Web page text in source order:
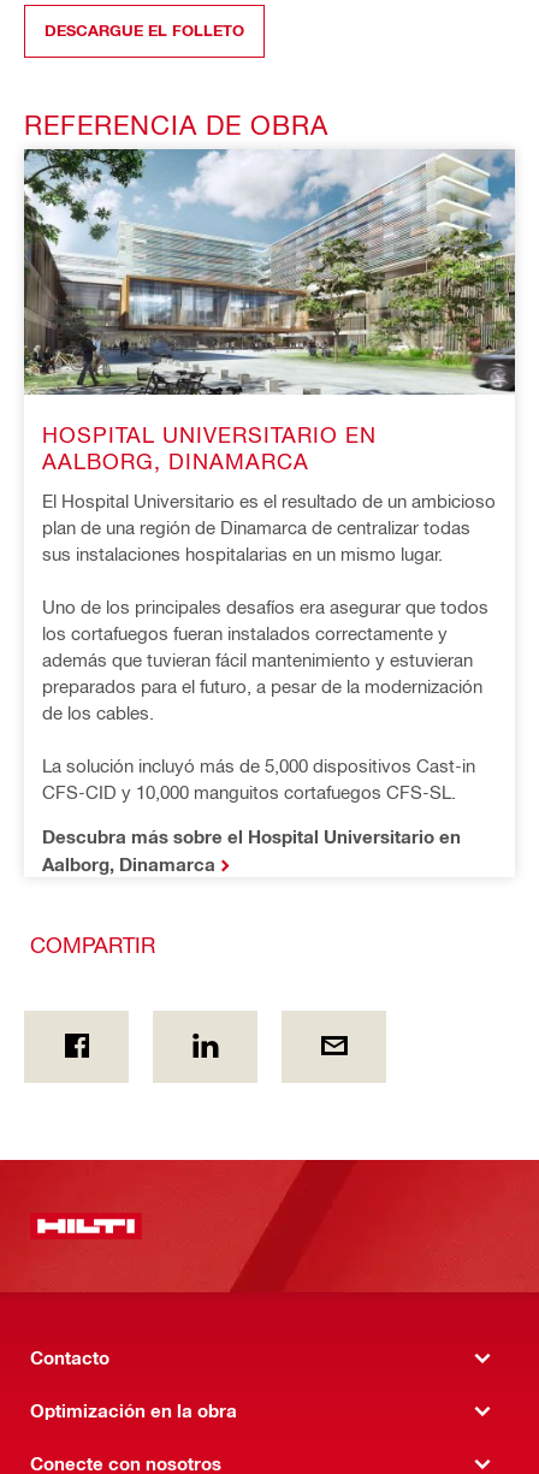
DESCARGUE EL FOLLETO
REFERENCIA DE OBRA
HOSPITAL UNIVERSITARIO EN
AALBORG, DINAMARCA
El Hospital Universitario es el resultado de un ambicioso
plan de una región de Dinamarca de centralizar todas
sus instalaciones hospitalarias en un mismo lugar.
Uno de los principales desafíos era asegurar que todos
los cortafuegos fueran instalados correctamente y
además que tuvieran fácil mantenimiento y estuvieran
preparados para el futuro, a pesar de la modernización
de los cables.
La solución incluyó más de 5,000 dispositivos Cast-in
CFS-CID y 10,000 manguitos cortafuegos CFS-SL.
Descubra más sobre el Hospital Universitario en
Aalborg, Dinamarca
COMPARTIR
Contacto
Optimización en la obra
Conecte con nosotros